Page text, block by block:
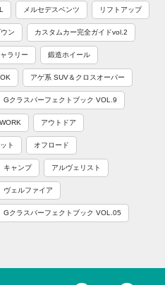
メルセデスベンツ リフトアップ
ン カスタムカー完全ガイドvol.2
ラリー 鍛造ホイール
アゲ系 SUV＆クロスオーバー
Gクラスパーフェクトブック VOL.9
WORK アウトドア
ト オフロード
キャンプ アルヴェリスト
ヴェルファイア
Gクラスパーフェクトブック VOL.05